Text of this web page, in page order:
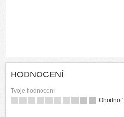
HODNOCENÍ
Tvoje hodnocení
Ohodnoť